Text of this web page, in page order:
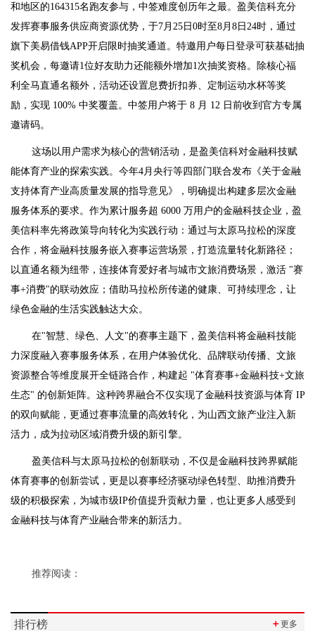
和地区的164315名跑友参与，中签难度创历年之最。盈美信科充分
发挥赛事服务供应商资源优势，于7月25日0时至8月8日24时，通过
旗下美易借钱APP开启限时抽奖通道。特邀用户每日登录可获基础抽
奖机会，每邀请1位好友助力还能额外增加1次抽奖资格。除核心福
利全马直通名额外，活动还设置息费折扣券、定制运动水杯等奖
励，实现 100% 中奖覆盖。中签用户将于 8 月 12 日前收到官方专属
邀请码。
这场以用户需求为核心的营销活动，是盈美信科对金融科技赋
能体育产业的探索实践。今年4月央行等四部门联合发布《关于金融
支持体育产业高质量发展的指导意见》，明确提出构建多层次金融
服务体系的要求。作为累计服务超 6000 万用户的金融科技企业，盈
美信科率先将政策导向转化为实践行动：通过与太原马拉松的深度
合作，将金融科技服务嵌入赛事运营场景，打造流量转化新路径；
以直通名额为纽带，连接体育爱好者与城市文旅消费场景，激活 "赛
事+消费"的联动效应；借助马拉松所传递的健康、可持续理念，让
绿色金融的生活实践触达大众。
在"智慧、绿色、人文"的赛事主题下，盈美信科将金融科技能
力深度融入赛事服务体系，在用户体验优化、品牌联动传播、文旅
资源整合等维度展开全链路合作，构建起 "体育赛事+金融科技+文旅
生态" 的创新矩阵。这种跨界融合不仅实现了金融科技资源与体育 IP
的双向赋能，更通过赛事流量的高效转化，为山西文旅产业注入新
活力，成为拉动区域消费升级的新引擎。
盈美信科与太原马拉松的创新联动，不仅是金融科技跨界赋能
体育赛事的创新尝试，更是以赛事经济驱动绿色转型、助推消费升
级的积极探索，为城市级IP价值提升贡献力量，也让更多人感受到
金融科技与体育产业融合带来的新活力。
推荐阅读：
排行榜 ＋更多